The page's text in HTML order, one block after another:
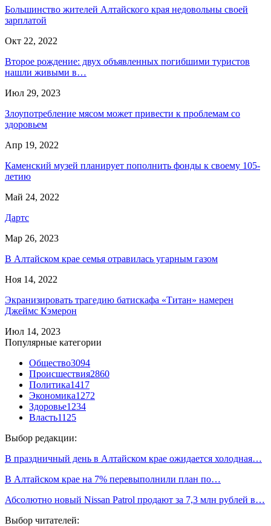
Большинство жителей Алтайского края недовольны своей
зарплатой
Окт 22, 2022
Второе рождение: двух объявленных погибшими туристов
нашли живыми в…
Июл 29, 2023
Злоупотребление мясом может привести к проблемам со
здоровьем
Апр 19, 2022
Каменский музей планирует пополнить фонды к своему 105-
летию
Май 24, 2022
Дартс
Мар 26, 2023
В Алтайском крае семья отравилась угарным газом
Ноя 14, 2022
Экранизировать трагедию батискафа «Титан» намерен
Джеймс Кэмерон
Июл 14, 2023
Популярные категории
Общество3094
Происшествия2860
Политика1417
Экономика1272
Здоровье1234
Власть1125
Выбор редакции:
В праздничный день в Алтайском крае ожидается холодная…
В Алтайском крае на 7% перевыполнили план по…
Абсолютно новый Nissan Patrol продают за 7,3 млн рублей в…
Выбор читателей: